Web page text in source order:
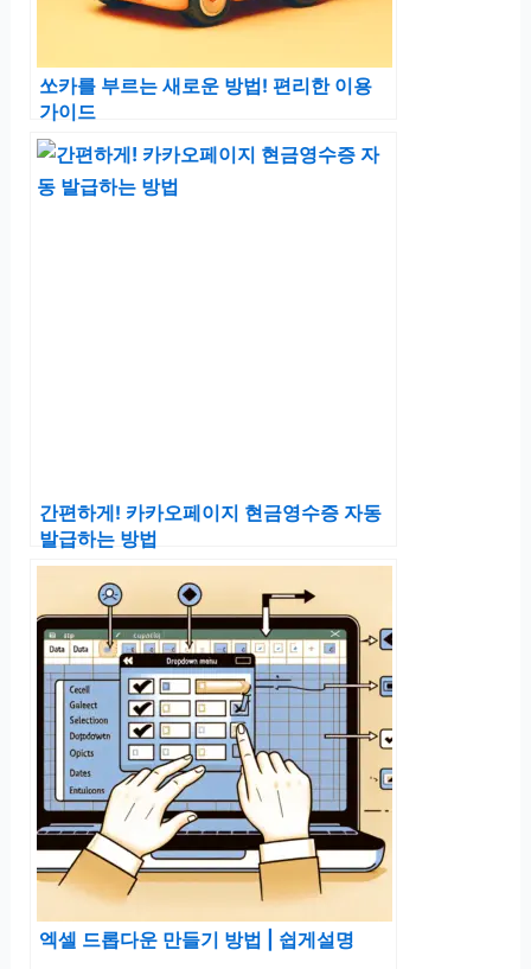
쏘카를 부르는 새로운 방법! 편리한 이용
가이드
간편하게! 카카오페이지 현금영수증 자동
발급하는 방법
엑셀 드롭다운 만들기 방법 | 쉽게설명